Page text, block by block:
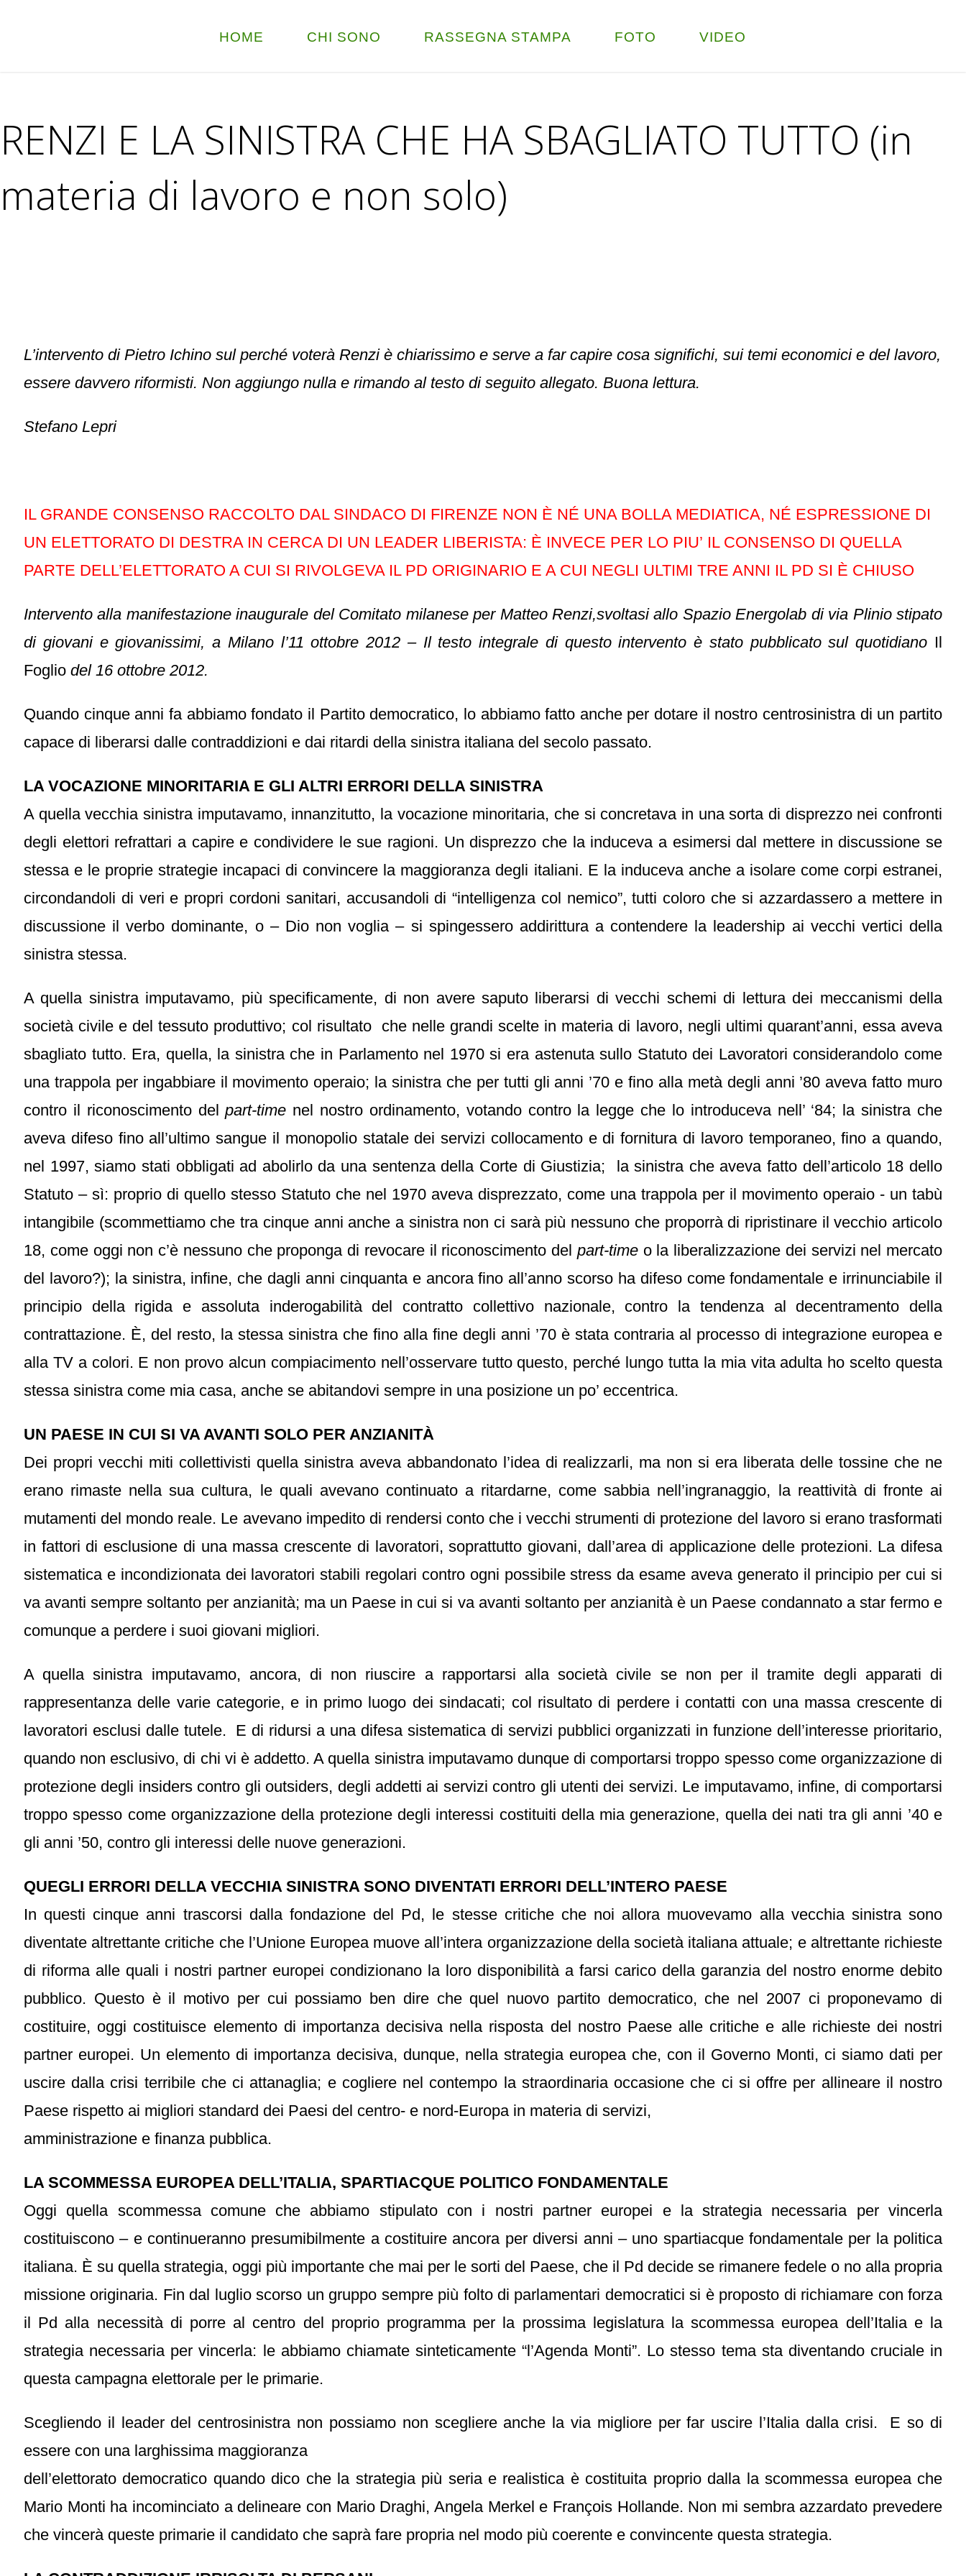
HOME CHI SONO RASSEGNA STAMPA FOTO VIDEO
RENZI E LA SINISTRA CHE HA SBAGLIATO TUTTO (in
materia di lavoro e non solo)
L’intervento di Pietro Ichino sul perché voterà Renzi è chiarissimo e serve a far capire cosa significhi, sui temi economici e del lavoro,
essere davvero riformisti. Non aggiungo nulla e rimando al testo di seguito allegato. Buona lettura.
Stefano Lepri
IL GRANDE CONSENSO RACCOLTO DAL SINDACO DI FIRENZE NON È NÉ UNA BOLLA MEDIATICA, NÉ ESPRESSIONE DI
UN ELETTORATO DI DESTRA IN CERCA DI UN LEADER LIBERISTA: È INVECE PER LO PIU’ IL CONSENSO DI QUELLA
PARTE DELL’ELETTORATO A CUI SI RIVOLGEVA IL PD ORIGINARIO E A CUI NEGLI ULTIMI TRE ANNI IL PD SI È CHIUSO
Intervento alla manifestazione inaugurale del Comitato milanese per Matteo Renzi,svoltasi allo Spazio Energolab di via Plinio stipato
di giovani e giovanissimi,a Milano l’11 ottobre 2012 – Il testo integrale di questo intervento è stato pubblicato sul quotidiano Il
Foglio del 16 ottobre 2012.
Quando cinque anni fa abbiamo fondato il Partito democratico, lo abbiamo fatto anche per dotare il nostro centrosinistra di un partito
capace di liberarsi dalle contraddizioni e dai ritardi della sinistra italiana del secolo passato.
LA VOCAZIONE MINORITARIA E GLI ALTRI ERRORI DELLA SINISTRA
A quella vecchia sinistra imputavamo, innanzitutto, la vocazione minoritaria, che si concretava in una sorta di disprezzo nei confronti
degli elettori refrattari a capire e condividere le sue ragioni. Un disprezzo che la induceva a esimersi dal mettere in discussione se
stessa e le proprie strategie incapaci di convincere la maggioranza degli italiani. E la induceva anche a isolare come corpi estranei,
circondandoli di veri e propri cordoni sanitari, accusandoli di “intelligenza col nemico”, tutti coloro che si azzardassero a mettere in
discussione il verbo dominante, o – Dio non voglia – si spingessero addirittura a contendere la leadership ai vecchi vertici della
sinistra stessa.
A quella sinistra imputavamo, più specificamente, di non avere saputo liberarsi di vecchi schemi di lettura dei meccanismi della
società civile e del tessuto produttivo; col risultato che nelle grandi scelte in materia di lavoro, negli ultimi quarant’anni, essa aveva
sbagliato tutto. Era, quella, la sinistra che in Parlamento nel 1970 si era astenuta sullo Statuto dei Lavoratori considerandolo come
una trappola per ingabbiare il movimento operaio; la sinistra che per tutti gli anni ’70 e fino alla metà degli anni ’80 aveva fatto muro
contro il riconoscimento delpart-time nel nostro ordinamento, votando contro la legge che lo introduceva nell’ ‘84; la sinistra che
aveva difeso fino all’ultimo sangue il monopolio statale dei servizi collocamento e di fornitura di lavoro temporaneo, fino a quando,
nel 1997, siamo stati obbligati ad abolirlo da una sentenza della Corte di Giustizia; la sinistra che aveva fatto dell’articolo 18 dello
Statuto – sì: proprio di quello stesso Statuto che nel 1970 aveva disprezzato, come una trappola per il movimento operaio - un tabù
intangibile (scommettiamo che tra cinque anni anche a sinistra non ci sarà più nessuno che proporrà di ripristinare il vecchio articolo
18, come oggi non c’è nessuno che proponga di revocare il riconoscimento del part-timeo la liberalizzazione dei servizi nel mercato
del lavoro?); la sinistra, infine, che dagli anni cinquanta e ancora fino all’anno scorso ha difeso come fondamentale e irrinunciabile il
principio della rigida e assoluta inderogabilità del contratto collettivo nazionale, contro la tendenza al decentramento della
contrattazione. È, del resto, la stessa sinistra che fino alla fine degli anni ’70 è stata contraria al processo di integrazione europea e
alla TV a colori. E non provo alcun compiacimento nell’osservare tutto questo, perché lungo tutta la mia vita adulta ho scelto questa
stessa sinistra come mia casa, anche se abitandovi sempre in una posizione un po’ eccentrica.
UN PAESE IN CUI SI VA AVANTI SOLO PER ANZIANITÀ
Dei propri vecchi miti collettivisti quella sinistra aveva abbandonato l’idea di realizzarli, ma non si era liberata delle tossine che ne
erano rimaste nella sua cultura, le quali avevano continuato a ritardarne, come sabbia nell’ingranaggio, la reattività di fronte ai
mutamenti del mondo reale. Le avevano impedito di rendersi conto che i vecchi strumenti di protezione del lavoro si erano trasformati
in fattori di esclusione di una massa crescente di lavoratori, soprattutto giovani, dall’area di applicazione delle protezioni. La difesa
sistematica e incondizionata dei lavoratori stabili regolari contro ogni possibile stress da esame aveva generato il principio per cui si
va avanti sempre soltanto per anzianità; ma un Paese in cui si va avanti soltanto per anzianità è un Paese condannato a star fermo e
comunque a perdere i suoi giovani migliori.
A quella sinistra imputavamo, ancora, di non riuscire a rapportarsi alla società civile se non per il tramite degli apparati di
rappresentanza delle varie categorie, e in primo luogo dei sindacati; col risultato di perdere i contatti con una massa crescente di
lavoratori esclusi dalle tutele. E di ridursi a una difesa sistematica di servizi pubblici organizzati in funzione dell’interesse prioritario,
quando non esclusivo, di chi vi è addetto. A quella sinistra imputavamo dunque di comportarsi troppo spesso come organizzazione di
protezione degli insiders contro gli outsiders, degli addetti ai servizi contro gli utenti dei servizi. Le imputavamo, infine, di comportarsi
troppo spesso come organizzazione della protezione degli interessi costituiti della mia generazione, quella dei nati tra gli anni ’40 e
gli anni ’50, contro gli interessi delle nuove generazioni.
QUEGLI ERRORI DELLA VECCHIA SINISTRA SONO DIVENTATI ERRORI DELL’INTERO PAESE
In questi cinque anni trascorsi dalla fondazione del Pd, le stesse critiche che noi allora muovevamo alla vecchia sinistra sono
diventate altrettante critiche che l’Unione Europea muove all’intera organizzazione della società italiana attuale; e altrettante richieste
di riforma alle quali i nostri partner europei condizionano la loro disponibilità a farsi carico della garanzia del nostro enorme debito
pubblico. Questo è il motivo per cui possiamo ben dire che quel nuovo partito democratico, che nel 2007 ci proponevamo di
costituire, oggi costituisce elemento di importanza decisiva nella risposta del nostro Paese alle critiche e alle richieste dei nostri
partner europei. Un elemento di importanza decisiva, dunque, nella strategia europea che, con il Governo Monti, ci siamo dati per
uscire dalla crisi terribile che ci attanaglia; e cogliere nel contempo la straordinaria occasione che ci si offre per allineare il nostro
Paese rispetto ai migliori standard dei Paesi del centro- e nord-Europa in materia di servizi,
amministrazione e finanza pubblica.
LA SCOMMESSA EUROPEA DELL’ITALIA, SPARTIACQUE POLITICO FONDAMENTALE
Oggi quella scommessa comune che abbiamo stipulato con i nostri partner europei e la strategia necessaria per vincerla
costituiscono – e continueranno presumibilmente a costituire ancora per diversi anni – uno spartiacque fondamentale per la politica
italiana. È su quella strategia, oggi più importante che mai per le sorti del Paese, che il Pd decide se rimanere fedele o no alla propria
missione originaria. Fin dal luglio scorso un gruppo sempre più folto di parlamentari democratici si è proposto di richiamare con forza
il Pd alla necessità di porre al centro del proprio programma per la prossima legislatura la scommessa europea dell’Italia e la
strategia necessaria per vincerla: le abbiamo chiamate sinteticamente “l’Agenda Monti”. Lo stesso tema sta diventando cruciale in
questa campagna elettorale per le primarie.
Scegliendo il leader del centrosinistra non possiamo non scegliere anche la via migliore per far uscire l’Italia dalla crisi. E so di
essere con una larghissima maggioranza
dell’elettorato democratico quando dico che la strategia più seria e realistica è costituita proprio dalla la scommessa europea che
Mario Monti ha incominciato a delineare con Mario Draghi, Angela Merkel e François Hollande. Non mi sembra azzardato prevedere
che vincerà queste primarie il candidato che saprà fare propria nel modo più coerente e convincente questa strategia.